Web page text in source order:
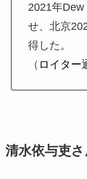
2021年Dew
せ、北京
得した。
（ ロイター
清水依与吏